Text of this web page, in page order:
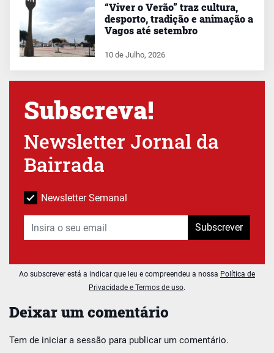
Deixar um comentário
Tem de iniciar a sessão para publicar um comentário.
“Viver o Verão” traz cultura,
desporto, tradição e animação a
Vagos até setembro
10 de Julho, 2026
Subscreva!
Newsletter Jornal da
Bairrada
Newsletter Semanal
Subscrever
Ao subscrever está a indicar que leu e compreendeu a nossa Política de
Privacidade e Termos de uso.